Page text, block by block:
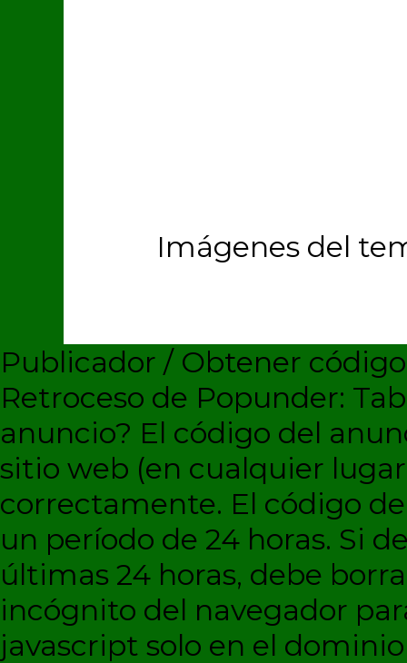
Imágenes del
Publicador / Obtener
Retroceso de Popunder:
anuncio? El código del
sitio web (en cualquier
correctamente. El código
un período de 24 horas. Si
últimas 24 horas, debe
incógnito del navegador
javascript solo en el